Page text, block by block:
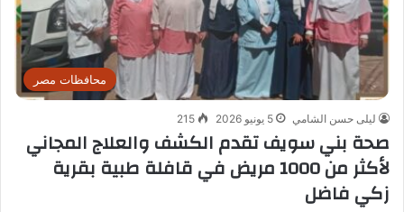
محافظات مصر
ليلى حسن الشامي 5 يونيو 2026 215
صحة بني سويف تقدم الكشف والعلاج المجاني
لأكثر من 1000 مريض في قافلة طبية بقرية
زكي فاضل